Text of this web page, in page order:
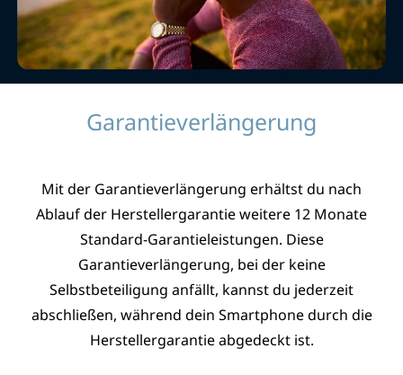
Garantieverlängerung
Mit der Garantieverlängerung erhältst du nach
Ablauf der Herstellergarantie weitere 12 Monate
Standard-Garantieleistungen. Diese
Garantieverlängerung, bei der keine
Selbstbeteiligung anfällt, kannst du jederzeit
abschließen, während dein Smartphone durch die
Herstellergarantie abgedeckt ist.